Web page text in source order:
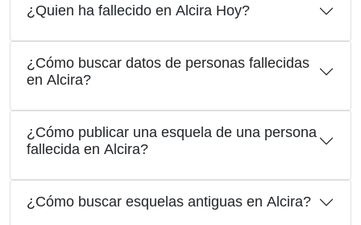
¿Quien ha fallecido en Alcira Hoy?
¿Cómo buscar datos de personas fallecidas
en Alcira?
¿Cómo publicar una esquela de una persona
fallecida en Alcira?
¿Cómo buscar esquelas antiguas en Alcira?